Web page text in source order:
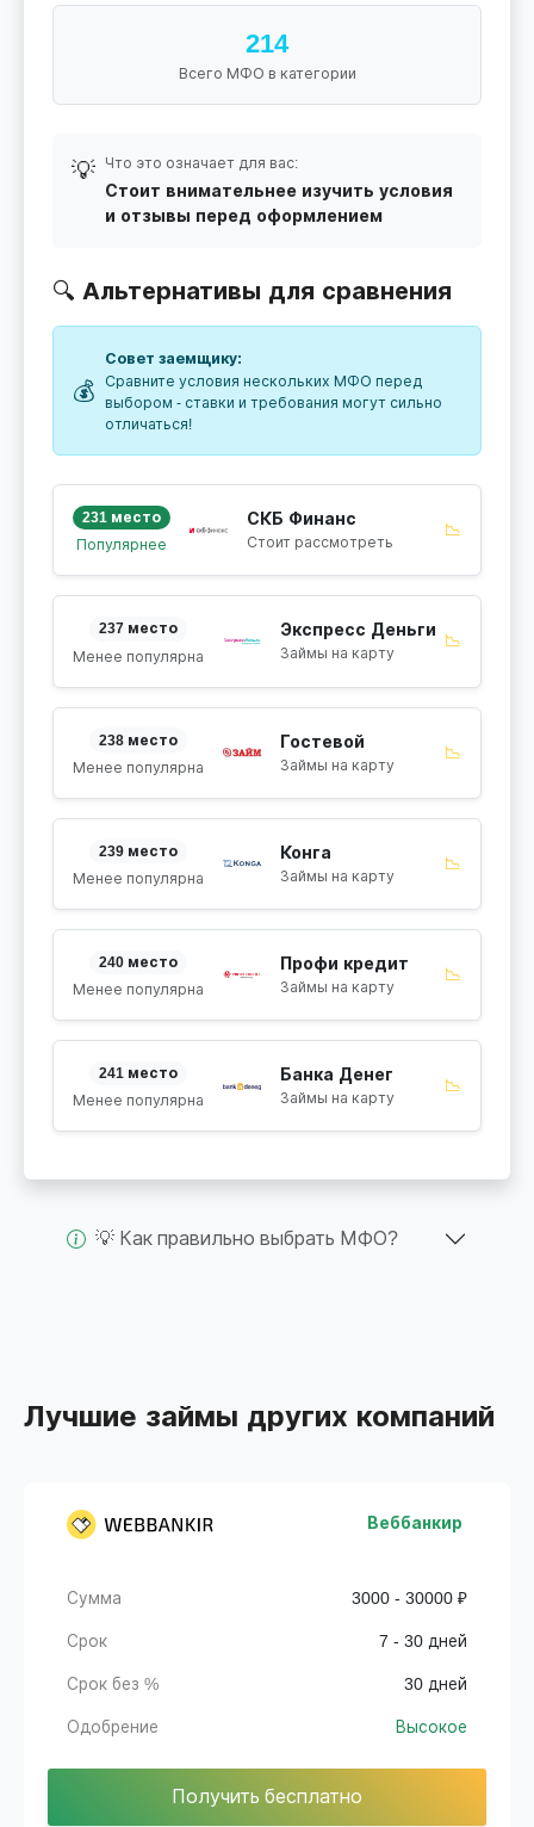
214
Всего МФО в категории
💡 Что это означает для вас:
Стоит внимательнее изучить условия
и отзывы перед оформлением
🔍 Альтернативы для сравнения
💰
Совет заемщику:
Сравните условия нескольких МФО перед
выбором - ставки и требования могут сильно
отличаться!
231 место
Популярнее
СКБ Финанс
Стоит рассмотреть
📉
237 место
Менее популярна
Экспресс Деньги
Займы на карту
📉
238 место
Менее популярна
Гостевой
Займы на карту
📉
239 место
Менее популярна
Конга
Займы на карту
📉
240 место
Менее популярна
Профи кредит
Займы на карту
📉
241 место
Менее популярна
Банка Денег
Займы на карту
📉
💡 Как правильно выбрать МФО?
Лучшие займы других компаний
Веббанкир
Сумма 3000 - 30000 ₽
Срок 7 - 30 дней
Срок без % 30 дней
Одобрение Высокое
Получить бесплатно